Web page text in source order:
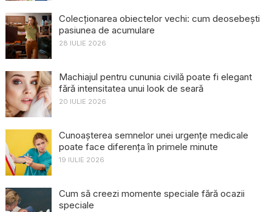
Colecționarea obiectelor vechi: cum deosebești
pasiunea de acumulare
28 IULIE 2026
Machiajul pentru cununia civilă poate fi elegant
fără intensitatea unui look de seară
20 IULIE 2026
Cunoașterea semnelor unei urgențe medicale
poate face diferența în primele minute
19 IULIE 2026
Cum să creezi momente speciale fără ocazii
speciale